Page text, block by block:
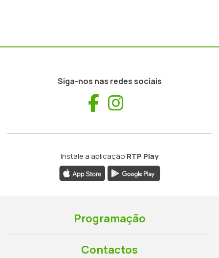
Siga-nos nas redes sociais
Facebook
Instale a aplicação RTP Play
Programação
Contactos